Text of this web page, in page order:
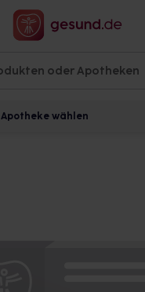
Apotheke wählen